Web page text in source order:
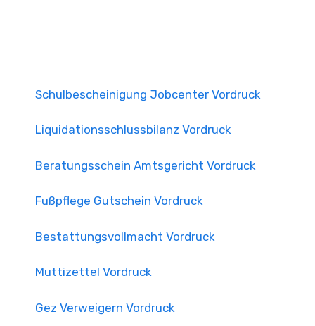
Schulbescheinigung Jobcenter Vordruck
Liquidationsschlussbilanz Vordruck
Beratungsschein Amtsgericht Vordruck
Fußpflege Gutschein Vordruck
Bestattungsvollmacht Vordruck
Muttizettel Vordruck
Gez Verweigern Vordruck